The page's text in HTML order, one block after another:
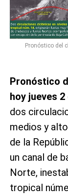
Pronóstico del
Pronóstico
hoy jueves
dos
medios y
de la
un canal de
Norte,
tropical